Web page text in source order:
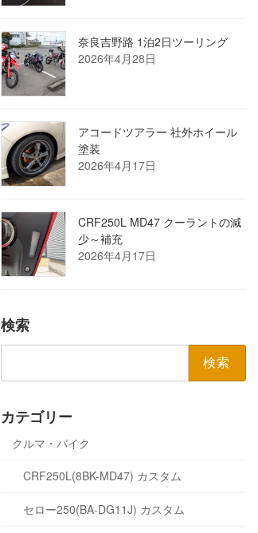
奈良吉野路 1泊2日ツーリング
2026年4月28日
アコードツアラー 社外ホイール
塗装
2026年4月17日
CRF250L MD47 クーラントの減
少～補充
2026年4月17日
検索
カテゴリー
クルマ・バイク
CRF250L(8BK-MD47) カスタム
セロー250(BA-DG11J) カスタム